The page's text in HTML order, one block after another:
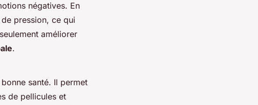
négatives. En
pression, ce qui
améliorer
.
santé. Il permet
de pellicules et